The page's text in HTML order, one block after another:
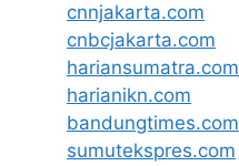
cnnjakarta.com
cnbcjakarta.com
hariansumatra.com
harianikn.com
bandungtimes.com
sumutekspres.com